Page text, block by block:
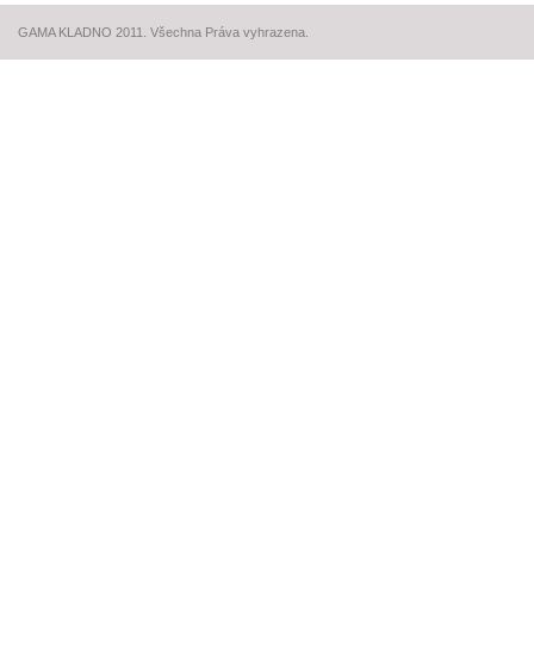
GAMA KLADNO 2011. Všechna Práva vyhrazena.